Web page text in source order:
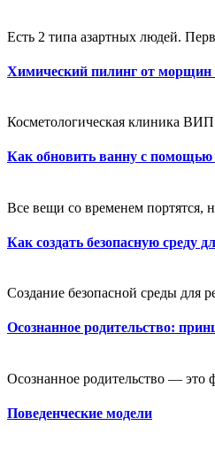
Есть 2 типа азартных людей.
Химический пилинг от морщин
Косметологическая клиника
Как обновить ванну с помощью
Все вещи со временем портятся,
Как создать безопасную среду
Создание безопасной среды для
Осознанное родительство:
Осознанное родительство — это
Поведенческие модели